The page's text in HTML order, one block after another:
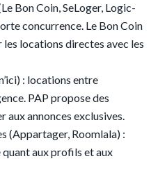
Bon Coin, SeLoger, Logic-
concurrence. Le Bon Coin
locations directes avec les
: locations entre
PAP propose des
aux annonces exclusives.
(Appartager, Roomlala) :
aux profils et aux